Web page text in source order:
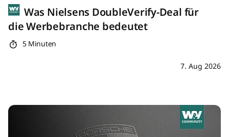
Was Nielsens DoubleVerify-Deal für
die Werbebranche bedeutet
5 Minuten
7. Aug 2026